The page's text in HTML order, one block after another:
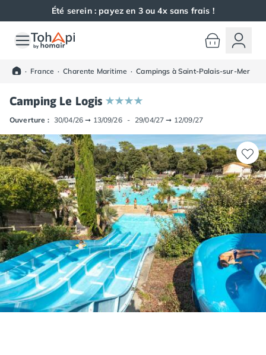
Été serein : payez en 3 ou 4x sans frais !
Toutes nos destinations
Camping Alsace
Camping Haut-Rhin
Camping Colmar
Camping Mulhouse
Camping Munster
Camping Aquitaine
Camping Dordogne
Camping Carsac-Aillac
Camping Les Eyzies-de-Tayac-Sireuil
Camping Sarlat
Camping Gironde
Camping Bordeaux
Camping Carcans
Camping Hourtin
Camping Lacanau
Camping Soulac sur Mer
· France · Charente Maritime · Campings à Saint-Palais-sur-Mer
Camping Le Logis
Ouverture : 30/04/26 ➞ 13/09/26 - 29/04/27 ➞ 12/09/27